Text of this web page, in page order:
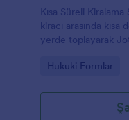
Kısa Süreli
kiracı arasında
yerde toplayarak
Go to Category:
Hukuki Formlar